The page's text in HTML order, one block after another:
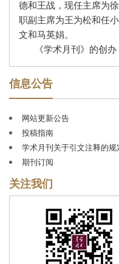
德和王战，现任主席为
职副主席为王为松和任
文和马英娟。
《学术月刊》的创
广泛支持。著名学者郭
（因“文革停刊”）的过
弢、黄逸峰、蔡北华、
仁、李培南、李储文、
蓝瑛、蔡尚思等担任过
周原冰、王亚夫、章恒
福林、姜佑福；现任总
编辑达三十年之久，为
作出了重要贡献。
自创刊以来，《学
化理论创新成果为指导
己任，积极贯彻“双百”
信息公告
网站更新公告
投稿指南
学术月刊关于引文注释的规
期刊订阅
关注我们